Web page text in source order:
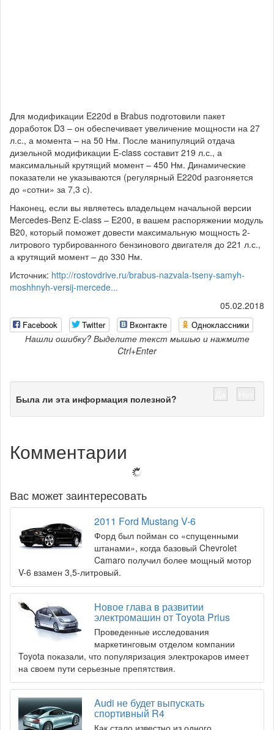
Для модификации E220d в Brabus подготовили пакет
доработок D3 – он обеспечивает увеличение мощности на 27
л.с., а момента – на 50 Нм. После манипуляций отдача
дизельной модификации E-class составит 219 л.с., а
максимальный крутящий момент – 450 Нм. Динамические
показатели не указываются (регулярный E220d разгоняется
до «сотни» за 7,3 с).
Наконец, если вы являетесь владельцем начальной версии
Mercedes-Benz E-class – E200, в вашем распоряжении модуль
B20, который поможет довести максимальную мощность 2-
литрового турбированного бензинового двигателя до 221 л.с.,
а крутящий момент – до 330 Нм.
Источник: http://rostovdrive.ru/brabus-nazvala-tseny-samyh-
moshhnyh-versij-mercede...
05.02.2018
Facebook Twitter Вконтакте Одноклассники
Нашли ошибку? Выделите текст мышью и нажмите
Ctrl+Enter
Была ли эта информация полезной?
Комментарии
Вас может заинтересовать
2011 Ford Mustang V-6
Форд был пойман со «спущенными
штанами», когда базовый Chevrolet
Camaro получил более мощный мотор
V-6 взамен 3,5-литровый.
Новое глава в развитии
электромашин от Toyota Prius
Проведенные исследования
маркетинговым отделом компании
Toyota показали, что популяризация электрокаров имеет
на своем пути серьезные препятствия.
Audi не будет выпускать
спортивный R4